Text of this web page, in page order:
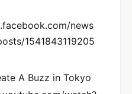
news
1541843119205
A Buzz in Tokyo